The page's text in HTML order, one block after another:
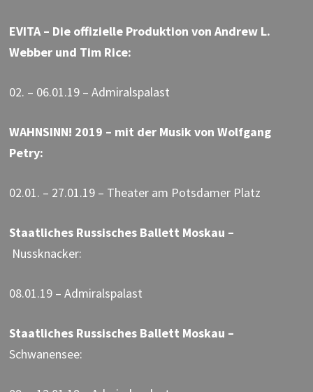
EVITA – Die offizielle Produktion von Andrew L.
Webber und Tim Rice:
02. – 06.01.19 – Admiralspalast
WAHNSINN! 2019 – mit der Musik von Wolfgang
Petry:
02.01. – 27.01.19 – Theater am Potsdamer Platz
Staatliches Russisches Ballett Moskau –
Nussknacker:
08.01.19 – Admiralspalast
Staatliches Russisches Ballett Moskau –
Schwanensee: